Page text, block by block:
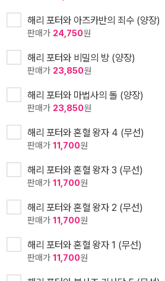
해리 포터와 아즈카반의 죄수 (양장)
판매가 24,750원
해리 포터와 비밀의 방 (양장)
판매가 23,850원
해리 포터와 마법사의 돌 (양장)
판매가 23,850원
해리 포터와 혼혈 왕자 4 (무선)
판매가 11,700원
해리 포터와 혼혈 왕자 3 (무선)
판매가 11,700원
해리 포터와 혼혈 왕자 2 (무선)
판매가 11,700원
해리 포터와 혼혈 왕자 1 (무선)
판매가 11,700원